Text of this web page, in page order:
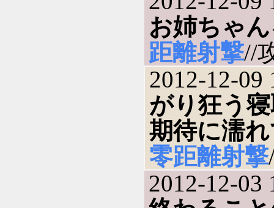
お姉ちゃ
距離射撃//
2012-12-09
がり狂う
期待に濡
零距離射撃
2012-12-03